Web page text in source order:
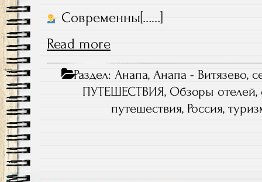
Современны[……]
Read more
Раздел:Анапа,Анапа - Витязево,
ПУТЕШЕСТВИЯ,Обзоры отелей,
путешествия, Россия,